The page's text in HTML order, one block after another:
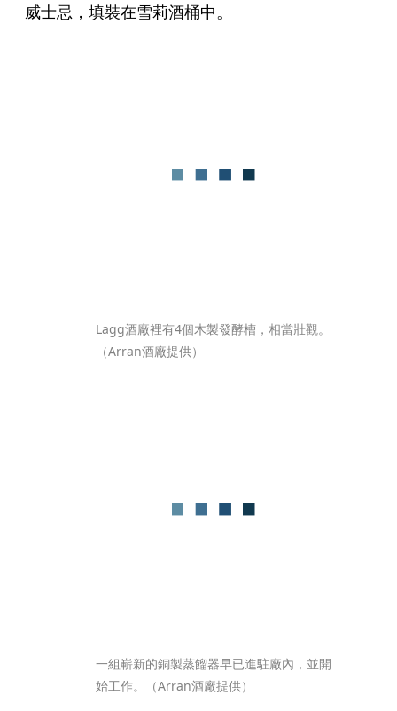
威士忌，填裝在雪莉酒桶中。
Lagg酒廠裡有4個木製發酵槽，相當壯觀。
（Arran酒廠提供）
一組嶄新的銅製蒸餾器早已進駐廠內，並開
始工作。（Arran酒廠提供）